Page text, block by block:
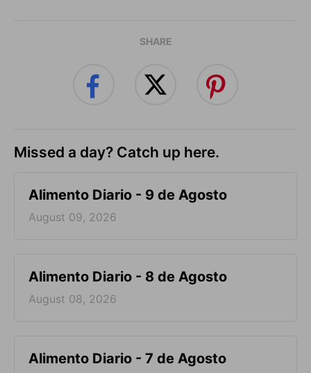
SHARE
Missed a day? Catch up here.
Alimento Diario - 9 de Agosto
August 09, 2026
Alimento Diario - 8 de Agosto
August 08, 2026
Alimento Diario - 7 de Agosto